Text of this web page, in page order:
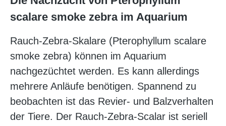
scalare smoke zebra im Aquarium
Rauch-Zebra-Skalare (Pterophyllum scalare
smoke zebra) können im Aquarium
nachgezüchtet werden. Es kann allerdings
mehrere Anläufe benötigen. Spannend zu
beobachten ist das Revier- und Balzverhalten
der Tiere. Der Rauch-Zebra-Scalar ist seriell